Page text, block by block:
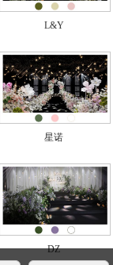
L&Y
星诺
DZ